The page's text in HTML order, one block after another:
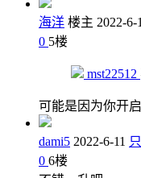
海洋 楼主 2022-6-
0 5楼
mst22512
可能是因为你开
dami5 2022-6-11
0 6楼